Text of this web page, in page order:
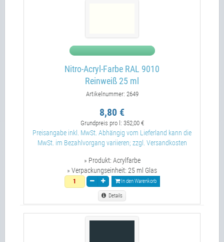
Nitro-Acryl-Farbe RAL 9010
Reinweiß 25 ml
Artikelnummer: 2649
8,80 €
Grundpreis pro l: 352,00 €
Preisangabe inkl. MwSt. Abhängig vom Lieferland kann die
MwSt. im Bezahlvorgang variieren; zzgl. Versandkosten
» Produkt: Acrylfarbe
» Verpackungseinheit: 25 ml Glas
In den Warenkorb
Details